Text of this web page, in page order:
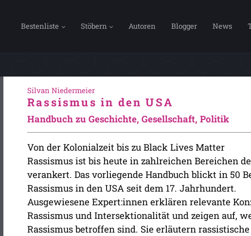
Bestenliste Stöbern Autoren Blogger News
Silvan Niedermeier
Rassismus in den USA
Handbuch zu Geschichte, Gesellschaft, Politik
Von der Kolonialzeit bis zu Black Lives Matter
Rassismus ist bis heute in zahlreichen Bereichen
verankert. Das vorliegende Handbuch blickt in 50
Rassismus in den USA seit dem 17. Jahrhundert.
Ausgewiesene Expert:innen erklären relevante
Rassismus und Intersektionalität und zeigen auf,
Rassismus betroffen sind. Sie erläutern